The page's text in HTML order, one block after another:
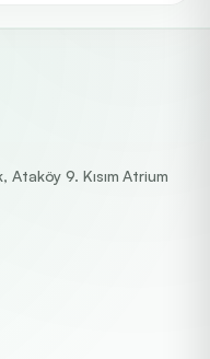
Ataköy 9. Kısım Atrium